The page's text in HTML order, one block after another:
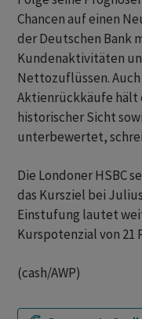
Chancen auf einen
der Deutschen Bank
Kundenaktivitäten
Nettozuflüssen.
Aktienrückkäufe hält
historischer Sicht
unterbewertet,
Die Londoner HSBC
das Kursziel bei
Einstufung lautet
Kurspotenzial von 21
(cash/AWP)